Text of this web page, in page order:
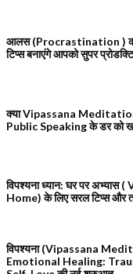
आलस (Procrastination ) को
टिप्स बनाएंगे आपको सुपर
क्या Vipassana Meditation
Public Speaking के डर को
विपश्यना ध्यान: घर पर अभ्यास
Home) के लिए सरल टिप्स और
विपश्यना (Vipassana
Emotional Healing: